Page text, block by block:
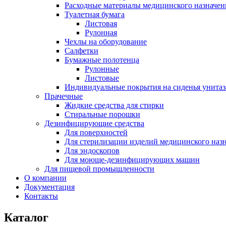
Расходные материалы медицинского
Туалетная бумага
Листовая
Рулонная
Чехлы на оборудование
Салфетки
Бумажные полотенца
Рулонные
Листовые
Индивидуальные покрытия на сиденья
Прачечные
Жидкие средства для стирки
Стиральные порошки
Дезинфицирующие средства
Для поверхностей
Для стерилизации изделий медицинского
Для эндоскопов
Для моюще-дезинфицирующих машин
Для пищевой промышленности
О компании
Документация
Контакты
Каталог